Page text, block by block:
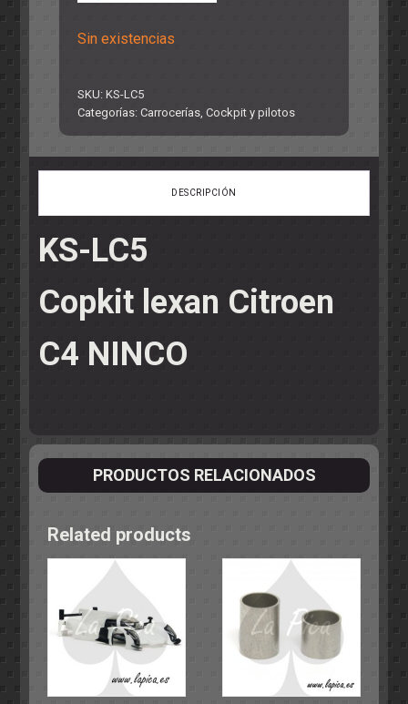
Sin existencias
SKU:KS-LC5
Categorías:Carrocerías ,Cockpit y pilotos
DESCRIPCIÓN
KS-LC5
Copkit lexan Citroen
C4 NINCO
PRODUCTOS RELACIONADOS
Related products